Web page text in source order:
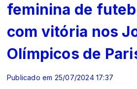
feminina de
com vitória nos
Olímpicos de
Publicado em 25/07/2024 17:37